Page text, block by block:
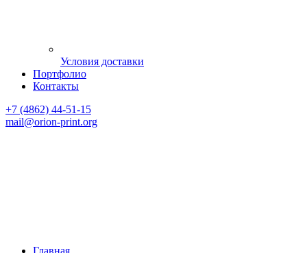
Условия доставки
Портфолио
Контакты
+7 (4862) 44-51-15
mail@orion-print.org
Главная